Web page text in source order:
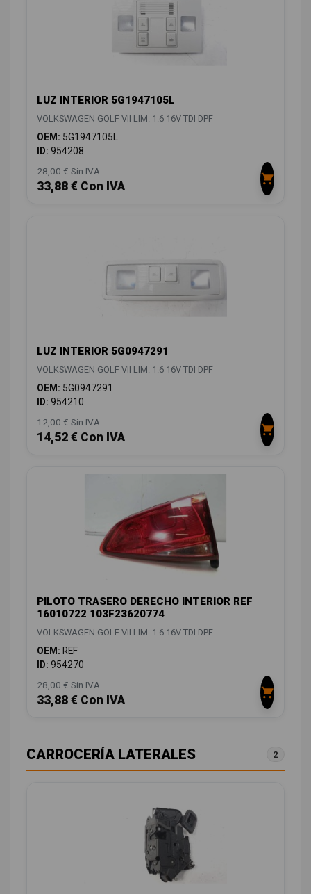
LUZ INTERIOR 5G1947105L
VOLKSWAGEN GOLF VII LIM. 1.6 16V TDI DPF
OEM: 5G1947105L
ID: 954208
28,00 € Sin IVA
33,88 € Con IVA
LUZ INTERIOR 5G0947291
VOLKSWAGEN GOLF VII LIM. 1.6 16V TDI DPF
OEM: 5G0947291
ID: 954210
12,00 € Sin IVA
14,52 € Con IVA
PILOTO TRASERO DERECHO INTERIOR REF
16010722 103F23620774
VOLKSWAGEN GOLF VII LIM. 1.6 16V TDI DPF
OEM: REF
ID: 954270
28,00 € Sin IVA
33,88 € Con IVA
CARROCERÍA LATERALES 2